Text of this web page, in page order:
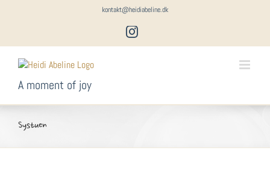
kontakt@heidiabeline.dk
Instagram
A moment of joy
Systuen